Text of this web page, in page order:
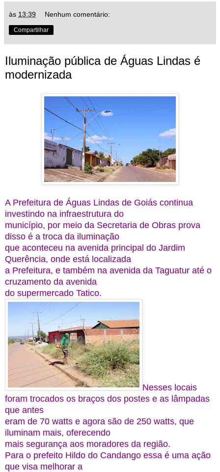
às 13:39 Nenhum comentário:
Compartilhar
Iluminação pública de Águas Lindas é
modernizada
A Prefeitura de Águas Lindas de Goiás continua
investindo na infraestrutura do
município, por meio da Secretaria de Obras prova
disso é a troca da iluminação
que aconteceu na avenida principal do Jardim
Querência, onde está localizada
a Prefeitura, e também na avenida da Taguatur até o
cruzamento da avenida
do supermercado Tatico.
Nesses locais
foram trocados os braços dos postes e as lâmpadas
que antes
eram de 70 watts e agora são de 250 watts, que
iluminam mais, oferecendo
mais segurança aos moradores da região.
Para o prefeito Hildo do Candango essa é uma ação
que visa melhorar a